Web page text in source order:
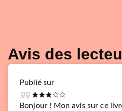
Avis des
Publié sur
Bonjour ! Mon avis sur ce